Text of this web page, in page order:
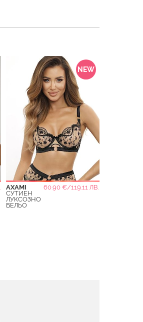
NEW
AXAMI
60.90 €/119.11 ЛВ.
СУТИЕН
ЛУКСОЗНО
БЕЛЬО